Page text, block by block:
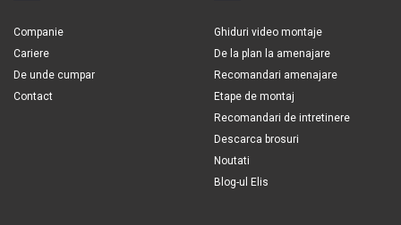
Companie
Cariere
De unde cumpar
Contact
Ghiduri video montaje
De la plan la amenajare
Recomandari amenajare
Etape de montaj
Recomandari de intretinere
Descarca brosuri
Noutati
Blog-ul Elis